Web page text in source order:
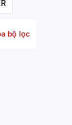
bộ lọc